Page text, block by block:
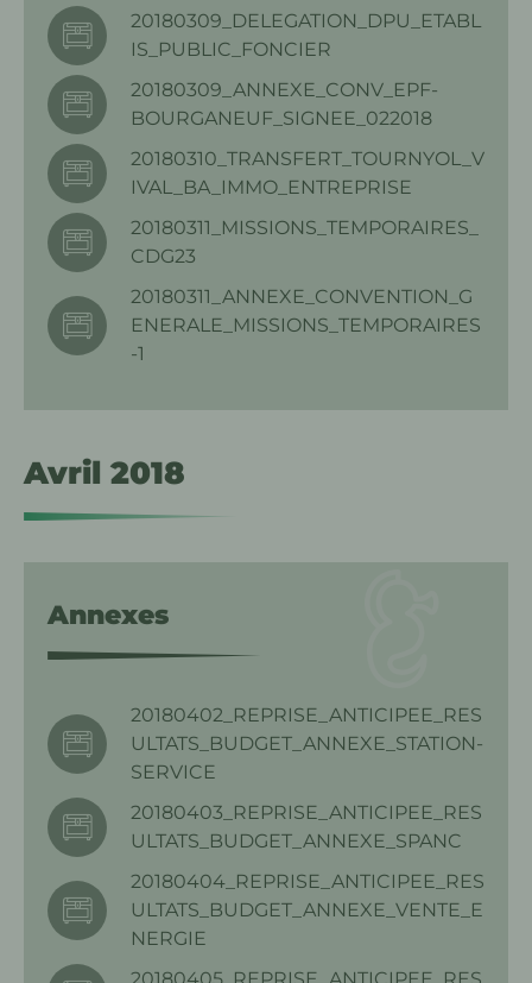
20180309_DELEGATION_DPU_ETABL
IS_PUBLIC_FONCIER
20180309_ANNEXE_CONV_EPF-
BOURGANEUF_SIGNEE_022018
20180310_TRANSFERT_TOURNYOL_V
IVAL_BA_IMMO_ENTREPRISE
20180311_MISSIONS_TEMPORAIRES_
CDG23
20180311_ANNEXE_CONVENTION_G
ENERALE_MISSIONS_TEMPORAIRES
-1
Avril 2018
Annexes
20180402_REPRISE_ANTICIPEE_RES
ULTATS_BUDGET_ANNEXE_STATION-
SERVICE
20180403_REPRISE_ANTICIPEE_RES
ULTATS_BUDGET_ANNEXE_SPANC
20180404_REPRISE_ANTICIPEE_RES
ULTATS_BUDGET_ANNEXE_VENTE_E
NERGIE